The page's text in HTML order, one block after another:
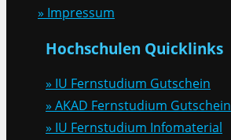
» Impressum
Hochschulen Quicklinks
» IU Fernstudium Gutschein
» AKAD Fernstudium Gutschein
» IU Fernstudium Infomaterial